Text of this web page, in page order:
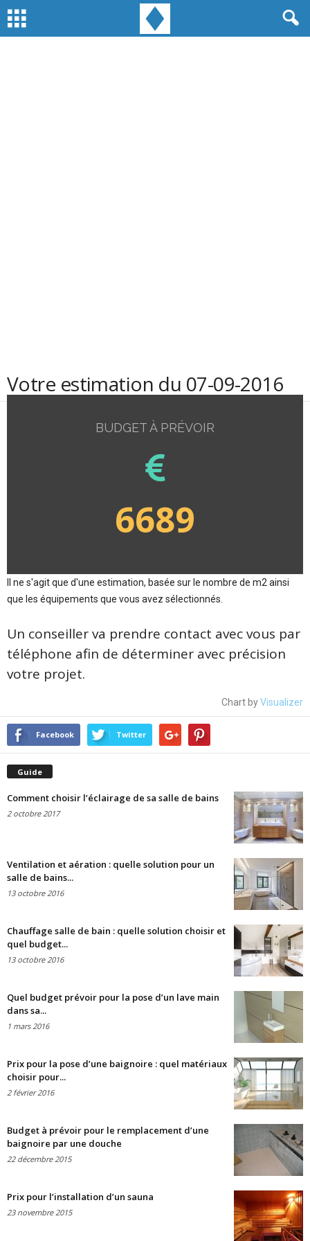
Votre estimation du 07-09-2016
BUDGET À PRÉVOIR
6689
Il ne s'agit que d'une estimation, basée sur le nombre de m2 ainsi
que les équipements que vous avez sélectionnés.
Un conseiller va prendre contact avec vous par
téléphone afin de déterminer avec précision
votre projet.
Chart byVisualizer
Facebook Twitter
Guide
Comment choisir l’éclairage de sa salle de bains
2 octobre 2017
Ventilation et aération : quelle solution pour un
salle de bains...
13 octobre 2016
Chauffage salle de bain : quelle solution choisir et
quel budget...
13 octobre 2016
Quel budget prévoir pour la pose d’un lave main
dans sa...
1 mars 2016
Prix pour la pose d’une baignoire : quel matériaux
choisir pour...
2 février 2016
Budget à prévoir pour le remplacement d’une
baignoire par une douche
22 décembre 2015
Prix pour l’installation d’un sauna
23 novembre 2015